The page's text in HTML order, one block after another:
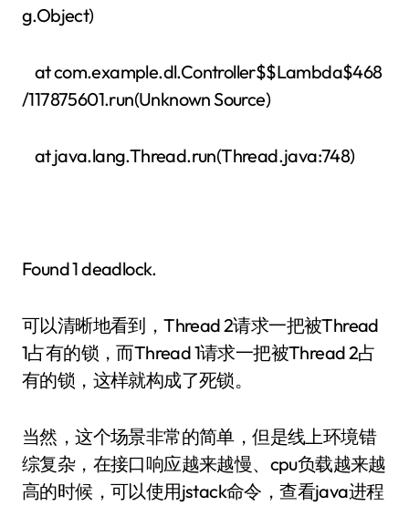
g.Object)
at com.example.dl.Controller$$Lambda$468
/117875601.run(Unknown Source)
at java.lang.Thread.run(Thread.java:748)
Found 1 deadlock.
可以清晰地看到，Thread 2请求一把被Thread
1占有的锁，而Thread 1请求一把被Thread 2占
有的锁，这样就构成了死锁。
当然，这个场景非常的简单，但是线上环境错
综复杂，在接口响应越来越慢、cpu负载越来越
高的时候，可以使用jstack命令，查看java进程